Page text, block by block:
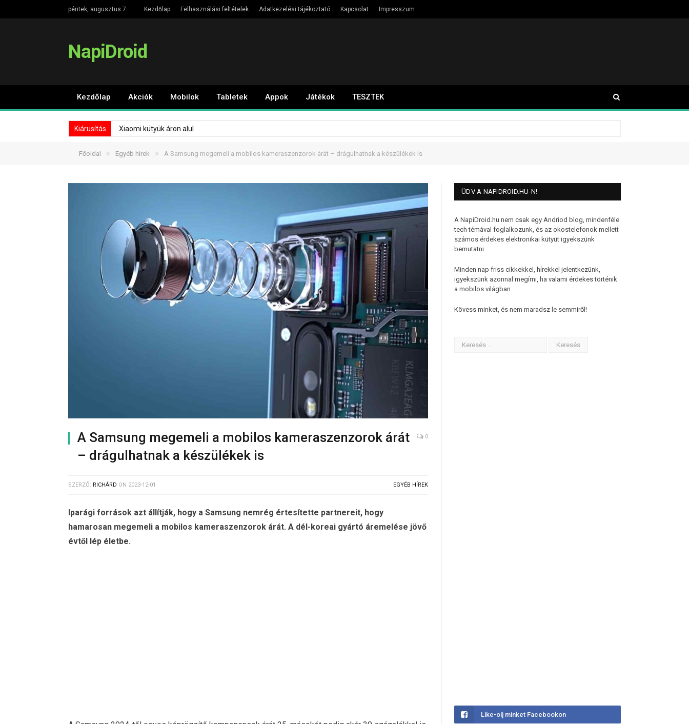
péntek, augusztus 7 Kezdőlap Felhasználási feltételek Adatkezelési tájékoztató Kapcsolat Impresszum
NapiDroid
Kezdőlap Akciók Mobilok Tabletek Appok Játékok TESZTEK
Kiárusítás Xiaomi kütyük áron alul
Főoldal » Egyéb hírek » A Samsung megemeli a mobilos kameraszenzorok árát – drágulhatnak a készülékek is
A Samsung megemeli a mobilos kameraszenzorok árát
– drágulhatnak a készülékek is
0
SZERZŐ: RICHÁRD ON 2023-12-01 EGYÉB HÍREK
Iparági források azt állítják, hogy a Samsung nemrég értesítette partnereit, hogy
hamarosan megemeli a mobilos kameraszenzorok árát. A dél-koreai gyártó áremelése jövő
évtől lép életbe.
ÜDV A NAPIDROID.HU-N!
A NapiDroid.hu nem csak egy Andriod blog, mindenféle
tech témával foglalkozunk, és az okostelefonok mellett
számos érdekes elektronikai kütyüt igyekszünk
bemutatni.
Minden nap friss cikkekkel, hírekkel jelentkezünk,
igyekszünk azonnal megírni, ha valami érdekes történik
a mobilos világban.
Kövess minket, és nem maradsz le semmiről!
Like-olj minket Facebookon